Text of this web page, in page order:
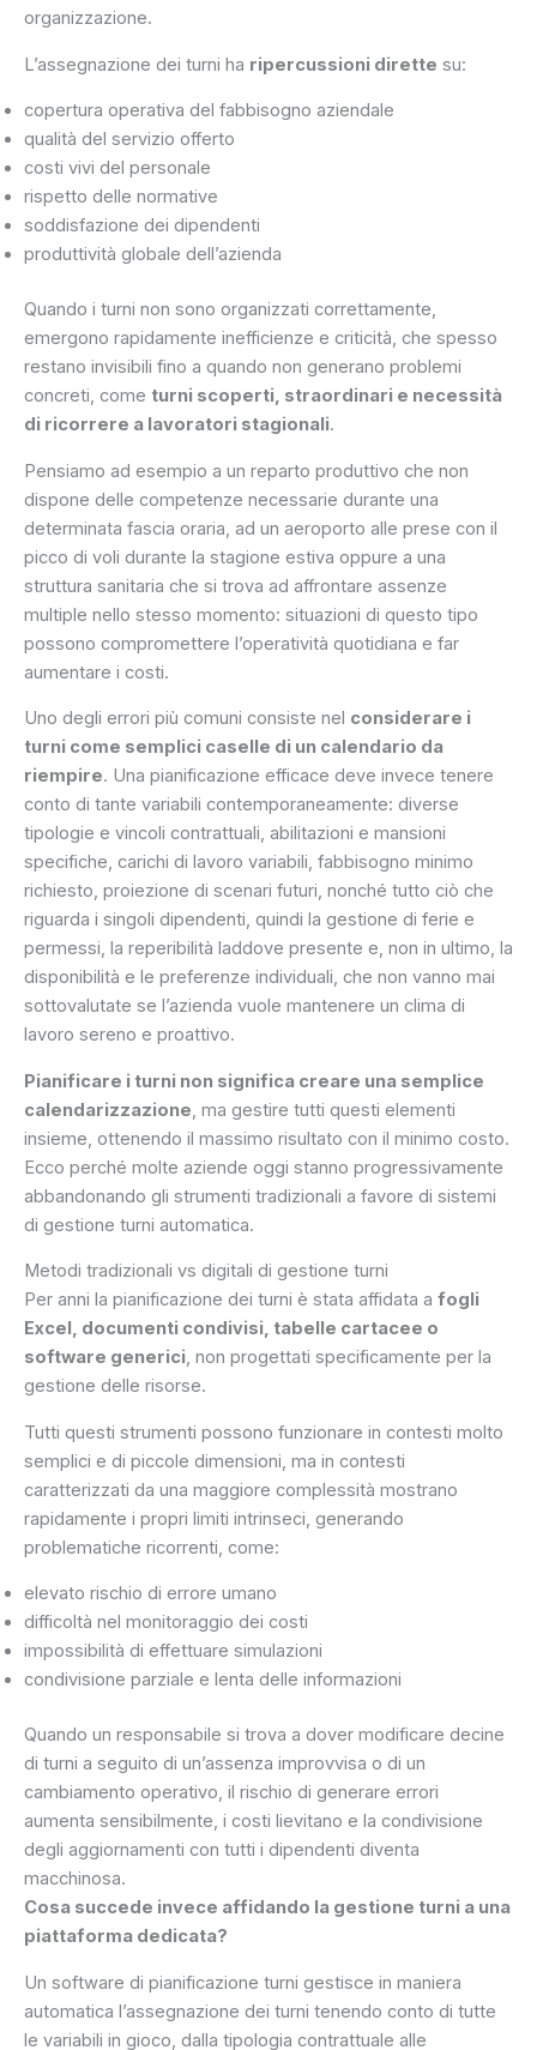
organizzazione.
L’assegnazione dei turni ha ripercussioni dirette su:
copertura operativa del fabbisogno aziendale
qualità del servizio offerto
costi vivi del personale
rispetto delle normative
soddisfazione dei dipendenti
produttività globale dell’azienda
Quando i turni non sono organizzati correttamente,
emergono rapidamente inefficienze e criticità, che spesso
restano invisibili fino a quando non generano problemi
concreti, come turni scoperti, straordinari e necessità
di ricorrere a lavoratori stagionali.
Pensiamo ad esempio a un reparto produttivo che non
dispone delle competenze necessarie durante una
determinata fascia oraria, ad un aeroporto alle prese con il
picco di voli durante la stagione estiva oppure a una
struttura sanitaria che si trova ad affrontare assenze
multiple nello stesso momento: situazioni di questo tipo
possono compromettere l’operatività quotidiana e far
aumentare i costi.
Uno degli errori più comuni consiste nel considerare i
turni come semplici caselle di un calendario da
riempire. Una pianificazione efficace deve invece tenere
conto di tante variabili contemporaneamente: diverse
tipologie e vincoli contrattuali, abilitazioni e mansioni
specifiche, carichi di lavoro variabili, fabbisogno minimo
richiesto, proiezione di scenari futuri, nonché tutto ciò che
riguarda i singoli dipendenti, quindi la gestione di ferie e
permessi, la reperibilità laddove presente e, non in ultimo, la
disponibilità e le preferenze individuali, che non vanno mai
sottovalutate se l’azienda vuole mantenere un clima di
lavoro sereno e proattivo.
Pianificare i turni non significa creare una semplice
calendarizzazione, ma gestire tutti questi elementi
insieme, ottenendo il massimo risultato con il minimo costo.
Ecco perché molte aziende oggi stanno progressivamente
abbandonando gli strumenti tradizionali a favore di sistemi
di gestione turni automatica.
Metodi tradizionali vs digitali di gestione turni
Per anni la pianificazione dei turni è stata affidata a fogli
Excel, documenti condivisi, tabelle cartacee o
software generici, non progettati specificamente per la
gestione delle risorse.
Tutti questi strumenti possono funzionare in contesti molto
semplici e di piccole dimensioni, ma in contesti
caratterizzati da una maggiore complessità mostrano
rapidamente i propri limiti intrinseci, generando
problematiche ricorrenti, come:
elevato rischio di errore umano
difficoltà nel monitoraggio dei costi
impossibilità di effettuare simulazioni
condivisione parziale e lenta delle informazioni
Quando un responsabile si trova a dover modificare decine
di turni a seguito di un’assenza improvvisa o di un
cambiamento operativo, il rischio di generare errori
aumenta sensibilmente, i costi lievitano e la condivisione
degli aggiornamenti con tutti i dipendenti diventa
macchinosa.
Cosa succede invece affidando la gestione turni a una
piattaforma dedicata?
Un software di pianificazione turni gestisce in maniera
automatica l’assegnazione dei turni tenendo conto di tutte
le variabili in gioco, dalla tipologia contrattuale alle